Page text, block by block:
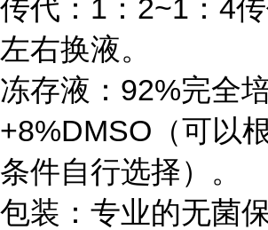
传代：1：2~1：4
左右换液。
冻存液：92%完全
+8%DMSO（可以
条件自行选择）。
包装：专业的无菌